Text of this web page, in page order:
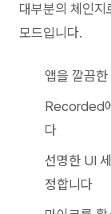
대부분의 체인지
모드입니다.
앱을 깔끔
Recorded
다
선명한 UI
정합니다